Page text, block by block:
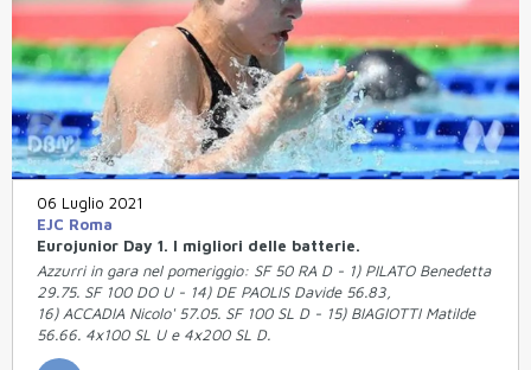
06 Luglio 2021
EJC Roma
Eurojunior Day 1. I migliori delle batterie.
Azzurri in gara nel pomeriggio: SF 50 RA D - 1) PILATO Benedetta
29.75. SF 100 DO U - 14) DE PAOLIS Davide 56.83,
16) ACCADIA Nicolo' 57.05. SF 100 SL D - 15) BIAGIOTTI Matilde
56.66. 4x100 SL U e 4x200 SL D.